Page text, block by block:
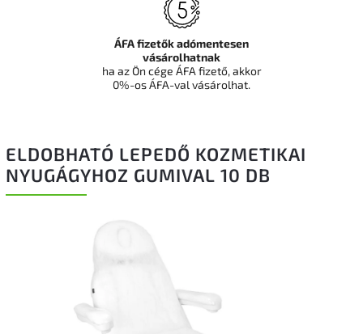
ELDOBHATÓ LEPEDŐ KOZMETIKAI
NYUGÁGYHOZ GUMIVAL 10 DB
ÁFA fizetők adómentesen
vásárolhatnak
ha az Ön cége ÁFA fizető, akkor
0%-os ÁFA-val vásárolhat.